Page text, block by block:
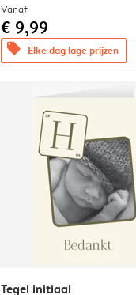
Vanaf
€ 9,99
offers Elke dag lage prijzen
Tegel initiaal